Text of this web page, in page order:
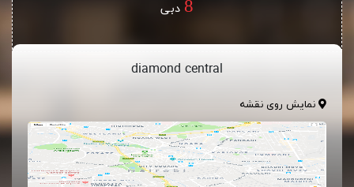
دبی
diamond central
نمایش روی نقشه